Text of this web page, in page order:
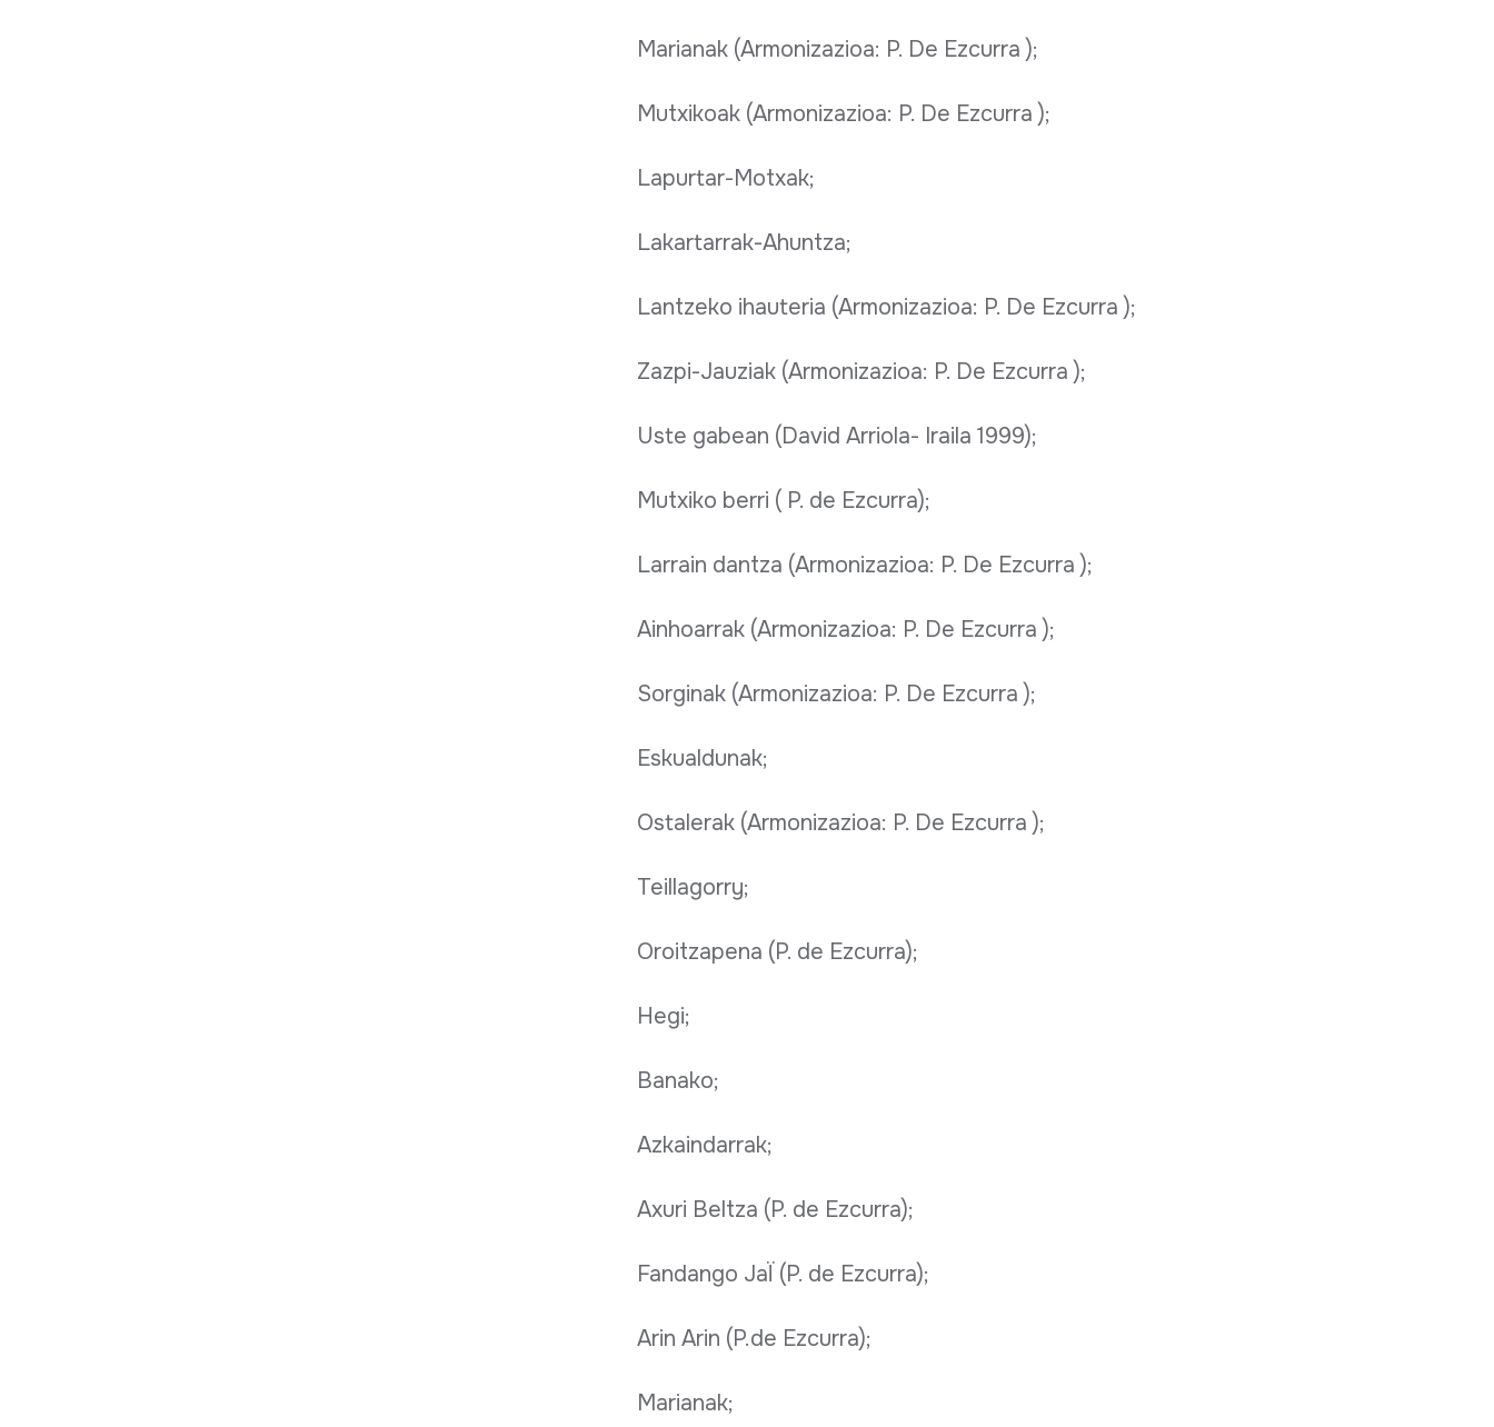
Marianak (Armonizazioa: P. De Ezcurra );
Mutxikoak (Armonizazioa: P. De Ezcurra );
Lapurtar-Motxak;
Lakartarrak-Ahuntza;
Lantzeko ihauteria (Armonizazioa: P. De Ezcurra );
Zazpi-Jauziak (Armonizazioa: P. De Ezcurra );
Uste gabean (David Arriola- Iraila 1999);
Mutxiko berri ( P. de Ezcurra);
Larrain dantza (Armonizazioa: P. De Ezcurra );
Ainhoarrak (Armonizazioa: P. De Ezcurra );
Sorginak (Armonizazioa: P. De Ezcurra );
Eskualdunak;
Ostalerak (Armonizazioa: P. De Ezcurra );
Teillagorry;
Oroitzapena (P. de Ezcurra);
Hegi;
Banako;
Azkaindarrak;
Axuri Beltza (P. de Ezcurra);
Fandango JaÏ (P. de Ezcurra);
Arin Arin (P.de Ezcurra);
Marianak;